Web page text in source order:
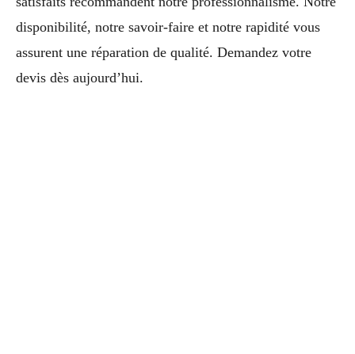
disponibilité, notre savoir-faire et notre rapidité vous
assurent une réparation de qualité. Demandez votre
devis dès aujourd’hui.